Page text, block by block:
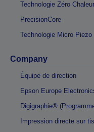
Technologie Zéro Chaleur
PrecisionCore
Technologie Micro Piezo
Company
Équipe de direction
Epson Europe
Digigraphie®
Impression directe sur